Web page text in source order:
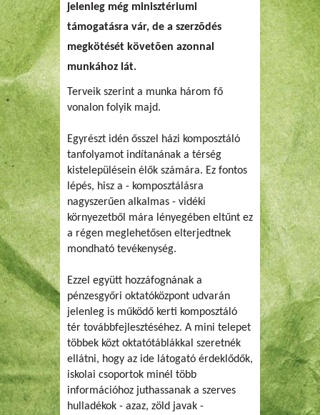
jelenleg még minisztériumi
támogatásra vár, de a szerzõdés
megkötését követõen azonnal
munkához lát.
Terveik szerint a munka három fő
vonalon folyik majd.
Egyrészt idén ősszel házi komposztáló
tanfolyamot indítanának a térség
kistelepülésein élők számára. Ez fontos
lépés, hisz a - komposztálásra
nagyszerűen alkalmas - vidéki
környezetből mára lényegében eltűnt ez
a régen meglehetősen elterjedtnek
mondható tevékenység.
Ezzel együtt hozzáfognának a
pénzesgyőri oktatóközpont udvarán
jelenleg is működő kerti komposztáló
tér továbbfejlesztéséhez. A mini telepet
többek közt oktatótáblákkal szeretnék
ellátni, hogy az ide látogató érdeklődők,
iskolai csoportok minél több
információhoz juthassanak a szerves
hulladékok - azaz, zöld javak -